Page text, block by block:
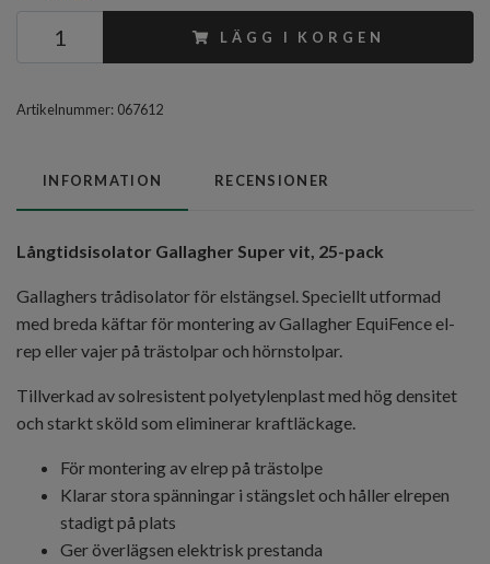
LÄGG I KORGEN
Artikelnummer: 067612
INFORMATION RECENSIONER
Långtidsisolator Gallagher Super vit, 25-pack
Gallaghers trådisolator för elstängsel. Speciellt utformad
med breda käftar för montering av Gallagher EquiFence el-
rep eller vajer på trästolpar och hörnstolpar.
Tillverkad av solresistent polyetylenplast med hög densitet
och starkt sköld som eliminerar kraftläckage.
För montering av elrep på trästolpe
Klarar stora spänningar i stängslet och håller elrepen
stadigt på plats
Ger överlägsen elektrisk prestanda